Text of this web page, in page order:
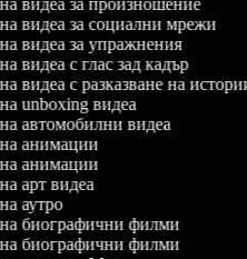
на видеа за произношение
на видеа за социални мрежи
на видеа за упражнения
видеа с глас зад кадър
на видеа с разказване на
на unboxing видеа
на автомобилни видеа
на анимации
на анимации
арт видеа
аутро
на биографични филми
на биографични филми